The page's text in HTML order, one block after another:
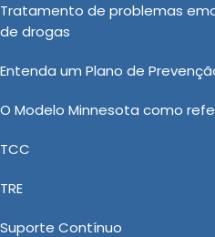
Tratamento de problemas
de drogas
Entenda um Plano de
O Modelo Minnesota como
TCC
TRE
Suporte Contínuo
têm a
de enfrentamento
sociais. O valor de
e Bem-Estar